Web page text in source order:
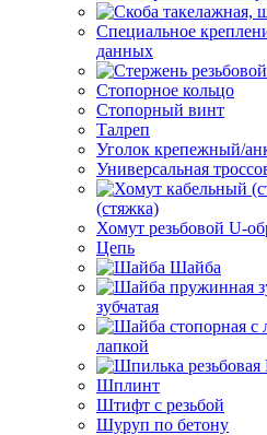
Специальное
данных
Стопорное кольцо
Стопорный винт
Талреп
Уголок крепежный/
Универсальная
(стяжка)
Хомут резьбовой U-
Цепь
Шайба
зубчатая
лапкой
Шплинт
Штифт с резьбой
Шуруп по бетону